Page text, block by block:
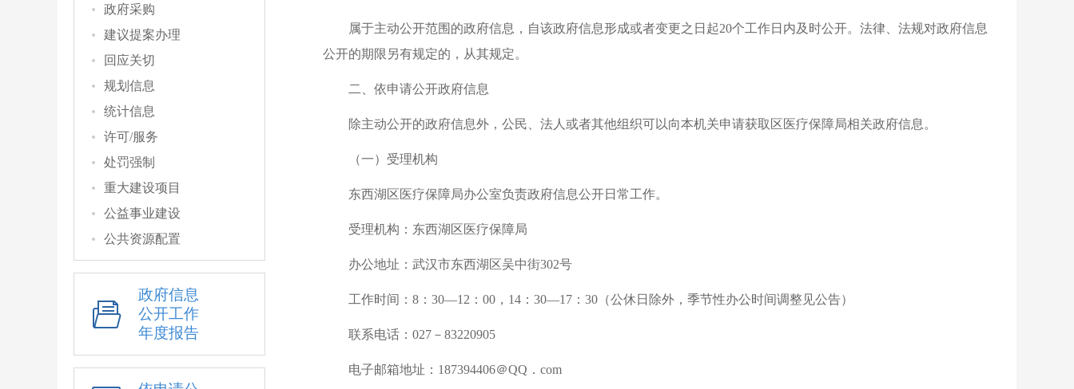
政府采购
建议提案办理
回应关切
规划信息
统计信息
许可/服务
处罚强制
重大建设项目
公益事业建设
公共资源配置
政府信息
公开工作
年度报告
属于主动公开范围的政府信息，自该政府信息形成或者变更之日起20个工作日内及时公开。法律、法规对政府信息
公开的期限另有规定的，从其规定。
二、依申请公开政府信息
除主动公开的政府信息外，公民、法人或者其他组织可以向本机关申请获取区医疗保障局相关政府信息。
（一）受理机构
东西湖区医疗保障局办公室负责政府信息公开日常工作。
受理机构：东西湖区医疗保障局
办公地址：武汉市东西湖区吴中街302号
工作时间：8：30—12：00，14：30—17：30（公休日除外，季节性办公时间调整见公告）
联系电话：027－83220905
电子邮箱地址：187394406＠QQ．com